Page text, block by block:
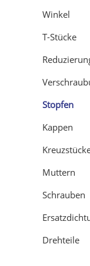
Winkel
T-Stücke
Stopfen
Kappen
Muttern
Schrauben
Drehteile